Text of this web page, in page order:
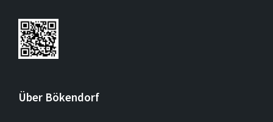
Über Bökendorf